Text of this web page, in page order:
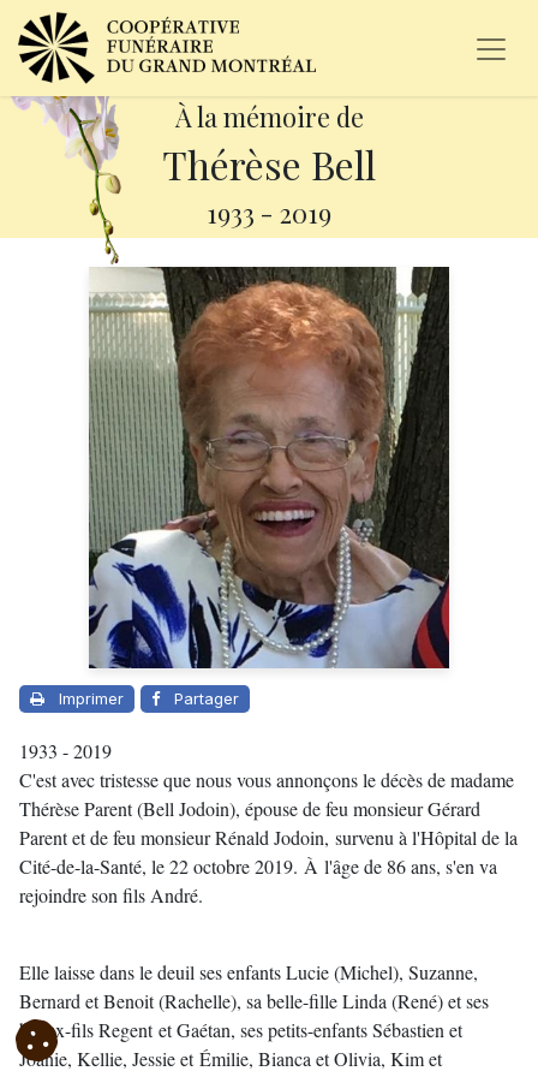
À la mémoire de
Thérèse Bell
1933 - 2019
Imprimer Partager
1933 - 2019
C'est avec tristesse que nous vous annonçons le décès de madame
ThérèseParent (Bell Jodoin), épouse de feu monsieur Gérard
Parent et de feu monsieur Rénald Jodoin, survenu à l'Hôpital de la
Cité-de-la-Santé, le 22 octobre 2019. À l'âge de 86 ans, s'en va
rejoindre son fils André.
Elle laisse dans le deuil ses enfants Lucie (Michel), Suzanne,
Bernard et Benoit (Rachelle), sa belle-fille Linda (René) et ses
beaux-fils Regent et Gaétan, ses petits-enfants Sébastien et
Joanie, Kellie, Jessie et Émilie, Bianca et Olivia, Kim et